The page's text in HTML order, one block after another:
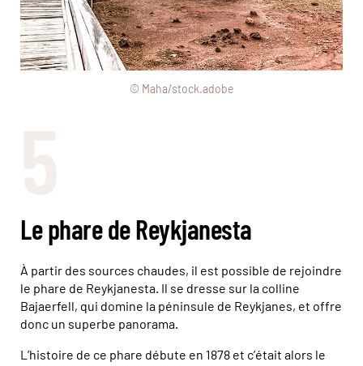
© Maha/stock.adobe
Le phare de Reykjanesta
À partir des sources chaudes, il est possible de rejoindre
le phare de Reykjanesta. Il se dresse sur la colline
Bajaerfell, qui domine la péninsule de Reykjanes, et offre
donc un superbe panorama.
L’histoire de ce phare débute en 1878 et c’était alors le